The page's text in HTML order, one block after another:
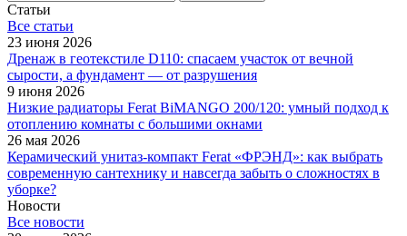
Статьи
Все cтатьи
23 июня 2026
Дренаж в геотекстиле D110: спасаем участок от вечной
сырости, а фундамент — от разрушения
9 июня 2026
Низкие радиаторы Ferat BiMANGO 200/120: умный подход к
отоплению комнаты с большими окнами
26 мая 2026
Керамический унитаз-компакт Ferat «ФРЭНД»: как выбрать
современную сантехнику и навсегда забыть о сложностях в
уборке?
Новости
Все новости